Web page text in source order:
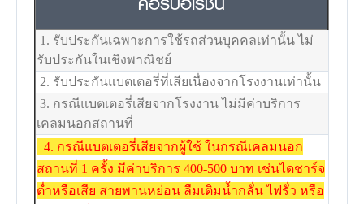
1. รับประกันเฉพาะการใช้รถส่วนบุคคลเท่านั้น ไม่
รับประกันในเชิงพาณิชย์
2. รับประกันแบตเตอรี่ที่เสียเนื่องจากโรงงานเท่านั้น
3. กรณีแบตเตอรี่เสียจากโรงงาน ไม่มีค่าบริการ
เคลมนอกสถานที่
4. กรณีแบตเตอรี่เสียจากผู้ใช้ ในกรณีเคลมนอก
สถานที่ 1 ครั้ง มีค่าบริการ 400-500 บาท เช่นไดชาร์จ
ต่ำหรือเสีย สายพานหย่อน ลืมเติมน้ำกลั่น ไฟรั่ว หรือ